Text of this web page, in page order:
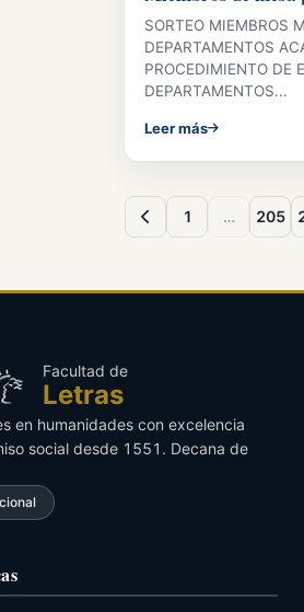
SORTEO MIEMBROS
DEPARTAMENTOS
PROCEDIMIENTO DE
DEPARTAMENTOS...
Leer más
1 … 205
Facultad de
Letras
en humanidades con excelencia
social desde 1551. Decana de